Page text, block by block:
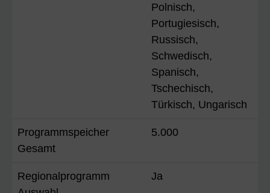
Polnisch,
Portugiesisch,
Russisch,
Schwedisch,
Spanisch,
Tschechisch,
Türkisch, Ungarisch
Programmspeicher
Gesamt
5.000
Regionalprogramm
Ja